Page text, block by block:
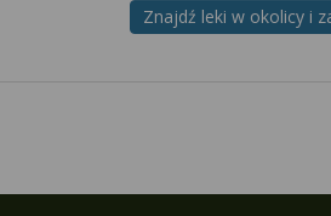
Znajdź leki w okolicy i